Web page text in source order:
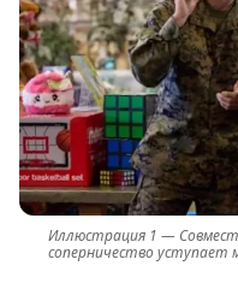
соперничество уступает